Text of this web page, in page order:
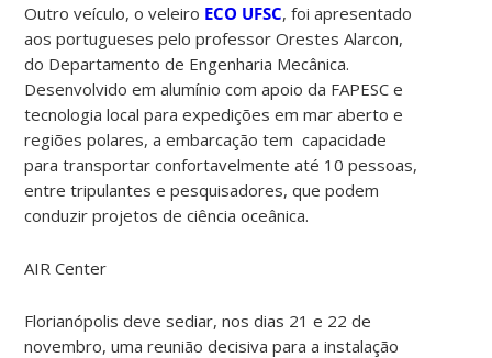
Outro veículo, o veleiro ECO UFSC, foi apresentado
aos portugueses pelo professor Orestes Alarcon,
do Departamento de Engenharia Mecânica.
Desenvolvido em alumínio com apoio da FAPESC e
tecnologia local para expedições em mar aberto e
regiões polares, a embarcação tem capacidade
para transportar confortavelmente até 10 pessoas,
entre tripulantes e pesquisadores, que podem
conduzir projetos de ciência oceânica.
AIR Center
Florianópolis deve sediar, nos dias 21 e 22 de
novembro, uma reunião decisiva para a instalação